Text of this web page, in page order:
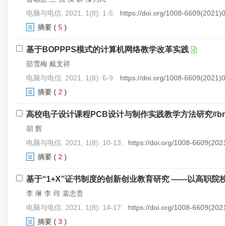
电脑与电信. 2021, 1(8): 1-5.
https://doi.org/1008-
摘要 ( 5 )
基于BOPPPS模式的计算机网络教学改革实践
邵雪梅 戴支祥
电脑与电信. 2021, 1(8): 6-9.
https://doi.org/1008-
摘要 ( 2 )
高校电子设计课程PCB设计与制作实践教学方法研究
胡 辉
电脑与电信. 2021, 1(8): 10-13.
https://doi.org/1008-
摘要 ( 2 )
基于“1+X”证书制度的创新创业教育研究 ——以高职院
李 琳 李 玮 裴忠贵
电脑与电信. 2021, 1(8): 14-17.
https://doi.org/1008-
摘要 ( 3 )